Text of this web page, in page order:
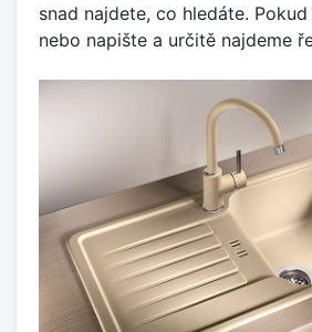
snad najdete, co hledáte.
nebo napište a určitě najdeme